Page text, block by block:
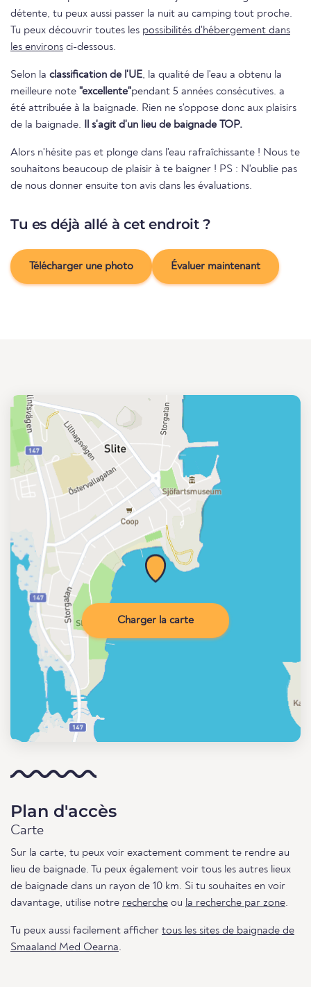
détente, tu peux aussi passer la nuit au camping tout proche.
Tu peux découvrir toutes les possibilités d'hébergement dans
les environs ci-dessous.
Selon la classification de l'UE, la qualité de l'eau a obtenu la
meilleure note "excellente"pendant 5 années consécutives. a
été attribuée à la baignade. Rien ne s'oppose donc aux plaisirs
de la baignade. Il s'agit d'un lieu de baignade TOP.
Alors n'hésite pas et plonge dans l'eau rafraîchissante ! Nous te
souhaitons beaucoup de plaisir à te baigner ! PS : N'oublie pas
de nous donner ensuite ton avis dans les évaluations.
Tu es déjà allé à cet endroit ?
Télécharger une photo Évaluer maintenant
Charger la carte
Plan d'accès
Carte
Sur la carte, tu peux voir exactement comment te rendre au
lieu de baignade. Tu peux également voir tous les autres lieux
de baignade dans un rayon de 10 km. Si tu souhaites en voir
davantage, utilise notre recherche ou la recherche par zone.
Tu peux aussi facilement afficher tous les sites de baignade de
Smaaland Med Oearna.